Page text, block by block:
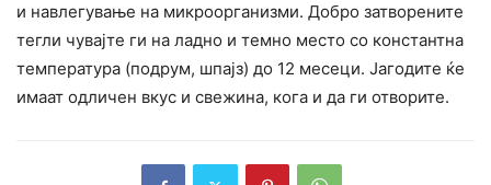
и навлегување на микроорганизми. Добро затворените
тегли чувајте ги на ладно и темно место со константна
температура (подрум, шпајз) до 12 месеци. Јагодите ќе
имаат одличен вкус и свежина, кога и да ги отворите.